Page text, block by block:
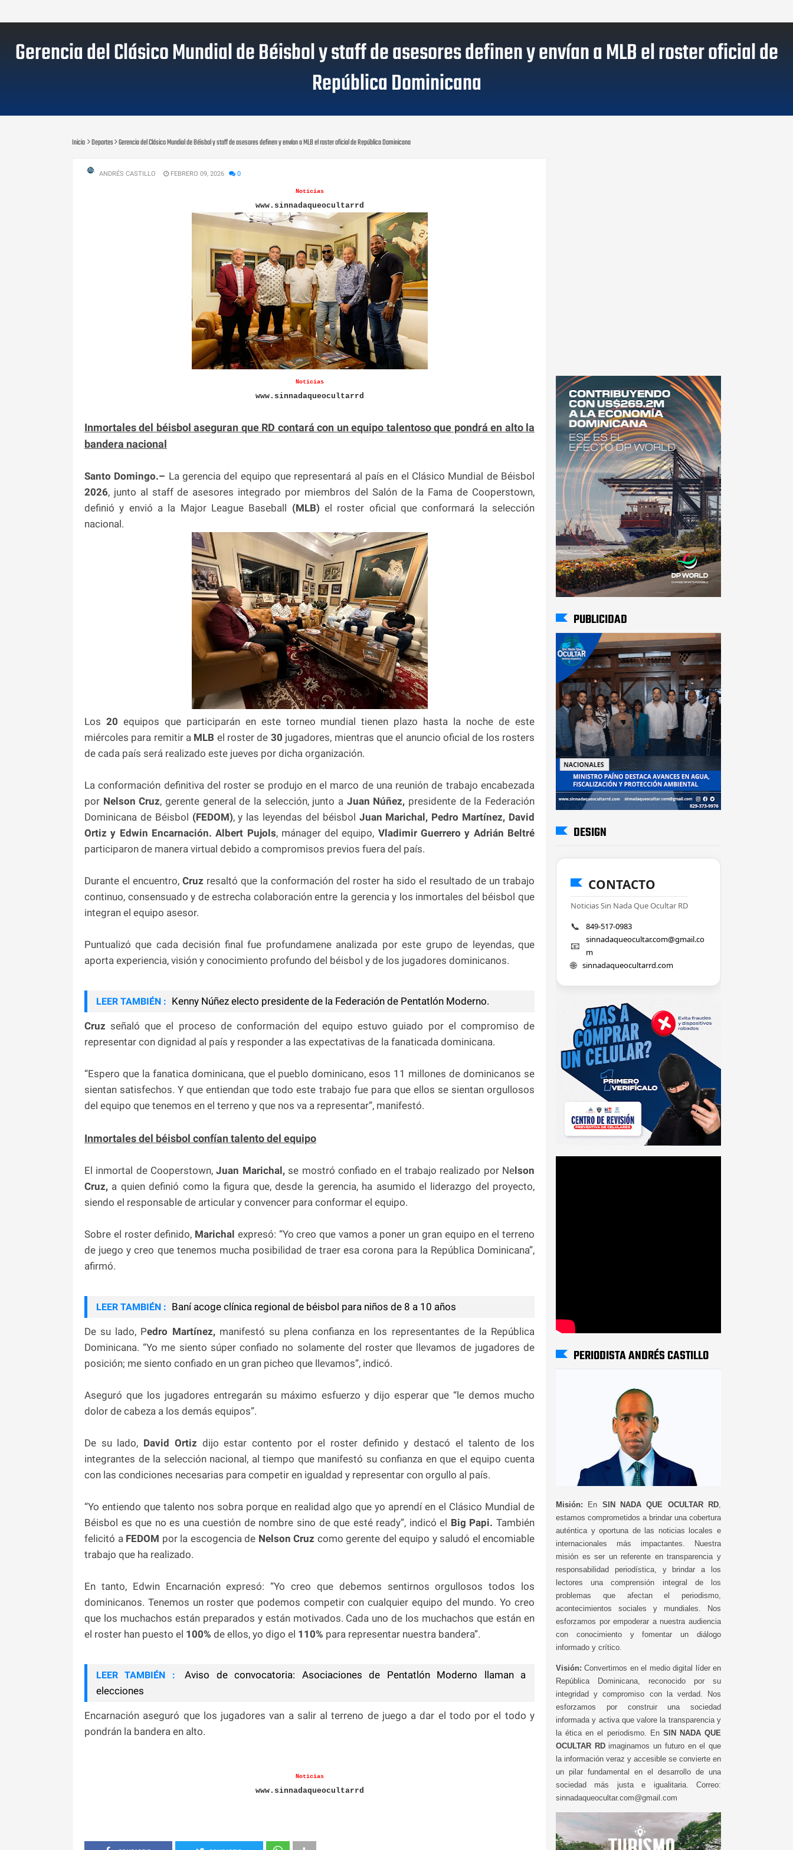
Gerencia del Clásico Mundial de Béisbol y staff de asesores definen y envían a MLB el roster oficial de
República Dominicana
Inicio Deportes Gerencia del Clásico Mundial de Béisbol y staff de asesores definen y envían a MLB el roster oficial de República Dominicana
ANDRÉS CASTILLO FEBRERO 09, 2026 0
Noticias
www.sinnadaqueocultarrd
Noticias
www.sinnadaqueocultarrd
Inmortales del béisbol aseguran que RD contará con un equipo talentoso que pondrá en alto la
bandera nacional
Santo Domingo.– La gerencia del equipo que representará al país en el Clásico Mundial de Béisbol
2026, junto al staff de asesores integrado por miembros del Salón de la Fama de Cooperstown,
definió y envió a la Major League Baseball (MLB) el roster oficial que conformará la selección
nacional.
Los 20 equipos que participarán en este torneo mundial tienen plazo hasta la noche de este
miércoles para remitir a MLB el roster de 30 jugadores, mientras que el anuncio oficial de los rosters
de cada país será realizado este jueves por dicha organización.
La conformación definitiva del roster se produjo en el marco de una reunión de trabajo encabezada
por Nelson Cruz, gerente general de la selección, junto a Juan Núñez, presidente de la Federación
Dominicana de Béisbol (FEDOM), y las leyendas del béisbol Juan Marichal, Pedro Martínez, David
Ortiz y Edwin Encarnación. Albert Pujols, mánager del equipo, Vladimir Guerrero y Adrián Beltré
participaron de manera virtual debido a compromisos previos fuera del país.
Durante el encuentro, Cruz resaltó que la conformación del roster ha sido el resultado de un trabajo
continuo, consensuado y de estrecha colaboración entre la gerencia y los inmortales del béisbol que
integran el equipo asesor.
Puntualizó que cada decisión final fue profundamene analizada por este grupo de leyendas, que
aporta experiencia, visión y conocimiento profundo del béisbol y de los jugadores dominicanos.
LEER TAMBIÉN : Kenny Núñez electo presidente de la Federación de Pentatlón Moderno.
Cruz señaló que el proceso de conformación del equipo estuvo guiado por el compromiso de
representar con dignidad al país y responder a las expectativas de la fanaticada dominicana.
“Espero que la fanatica dominicana, que el pueblo dominicano, esos 11 millones de dominicanos se
sientan satisfechos. Y que entiendan que todo este trabajo fue para que ellos se sientan orgullosos
del equipo que tenemos en el terreno y que nos va a representar”, manifestó.
Inmortales del béisbol confían talento del equipo
El inmortal de Cooperstown,Juan Marichal, se mostró confiado en el trabajo realizado por Nelson
Cruz, a quien definió como la figura que, desde la gerencia, ha asumido el liderazgo del proyecto,
siendo el responsable de articular y convencer para conformar el equipo.
Sobre el roster definido, Marichal expresó: “Yo creo que vamos a poner un gran equipo en el terreno
de juego y creo que tenemos mucha posibilidad de traer esa corona para la República Dominicana”,
afirmó.
LEER TAMBIÉN : Baní acoge clínica regional de béisbol para niños de 8 a 10 años
De su lado, Pedro Martínez,manifestó su plena confianza en los representantes de la República
Dominicana. “Yo me siento súper confiado no solamente del roster que llevamos de jugadores de
posición; me siento confiado en un gran picheo que llevamos”, indicó.
Aseguró que los jugadores entregarán su máximo esfuerzo y dijo esperar que “le demos mucho
dolor de cabeza a los demás equipos”.
De su lado, David Ortiz dijo estar contento por el roster definido y destacó el talento de los
integrantes de la selección nacional, al tiempo que manifestó su confianza en que el equipo cuenta
con las condiciones necesarias para competir en igualdad y representar con orgullo al país.
“Yo entiendo que talento nos sobra porque en realidad algo que yo aprendí en el Clásico Mundial de
Béisbol es que no es una cuestión de nombre sino de que esté ready”, indicó el Big Papi. También
felicitó a FEDOM por la escogencia de Nelson Cruz como gerente del equipo y saludó el encomiable
trabajo que ha realizado.
En tanto, Edwin Encarnación expresó: “Yo creo que debemos sentirnos orgullosos todos los
dominicanos. Tenemos un roster que podemos competir con cualquier equipo del mundo. Yo creo
que los muchachos están preparados y están motivados. Cada uno de los muchachos que están en
el roster han puesto el 100% de ellos, yo digo el 110% para representar nuestra bandera”.
LEER TAMBIÉN :
Aviso de convocatoria: Asociaciones de Pentatlón Moderno llaman a
elecciones
Encarnación aseguró que los jugadores van a salir al terreno de juego a dar el todo por el todo y
pondrán la bandera en alto.
Noticias
www.sinnadaqueocultarrd
PUBLICIDAD
DESIGN
CONTACTO
Noticias Sin Nada Que Ocultar RD
📞 849-517-0983
📧
sinnadaqueocultar.com@gmail.co
m
🌐 sinnadaqueocultarrd.com
PERIODISTA ANDRÉS CASTILLO
Misión: En SIN NADA QUE OCULTAR RD
estamos comprometidos a brindar una cobertura
auténtica y oportuna de las noticias locales e
internacionales más impactantes. Nuestra
misión es ser un referente en transparencia y
responsabilidad periodística, y brindar a los
lectores una comprensión integral de los
problemas que afectan el periodismo,
acontecimientos sociales y mundiales. Nos
esforzamos por empoderar a nuestra audiencia
con conocimiento y fomentar un diálogo
informado y crítico.
Visión: Convertirnos en el medio digital líder en
República Dominicana, reconocido por su
integridad y compromiso con la verdad. Nos
esforzamos por construir una sociedad
informada y activa que valore la transparencia y
la ética en el periodismo. En SIN NADA QUE
OCULTAR RDimaginamos un futuro en el que
la información veraz y accesible se convierte en
un pilar fundamental en el desarrollo de una
sociedad más justa e igualitaria. Correo:
sinnadaqueocultar.com@gmail.com